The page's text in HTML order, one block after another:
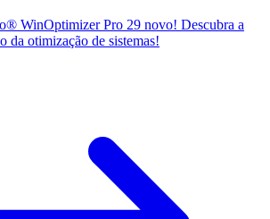
® WinOptimizer Pro 29 novo! Descubra a
da otimização de sistemas!